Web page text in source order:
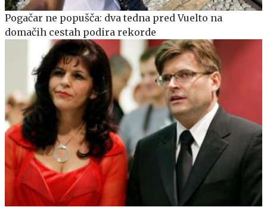
Pogačar ne popušča: dva tedna pred Vuelto na
domačih cestah podira rekorde